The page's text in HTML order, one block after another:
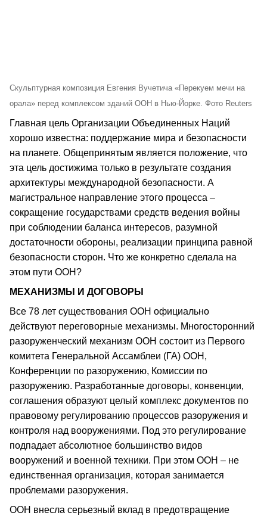
Скульптурная композиция Евгения Вучетича «Перекуем мечи на
орала» перед комплексом зданий ООН в Нью-Йорке. Фото Reuters
Главная цель Организации Объединенных Наций
хорошо известна: поддержание мира и безопасности
на планете. Общепринятым является положение, что
эта цель достижима только в результате создания
архитектуры международной безопасности. А
магистральное направление этого процесса –
сокращение государствами средств ведения войны
при соблюдении баланса интересов, разумной
достаточности обороны, реализации принципа равной
безопасности сторон. Что же конкретно сделала на
этом пути ООН?
МЕХАНИЗМЫ И ДОГОВОРЫ
Все 78 лет существования ООН официально
действуют переговорные механизмы. Многосторонний
разоруженческий механизм ООН состоит из Первого
комитета Генеральной Ассамблеи (ГА) ООН,
Конференции по разоружению, Комиссии по
разоружению. Разработанные договоры, конвенции,
соглашения образуют целый комплекс документов по
правовому регулированию процессов разоружения и
контроля над вооружениями. Под это регулирование
подпадает абсолютное большинство видов
вооружений и военной техники. При этом ООН – не
единственная организация, которая занимается
проблемами разоружения.
ООН внесла серьезный вклад в предотвращение